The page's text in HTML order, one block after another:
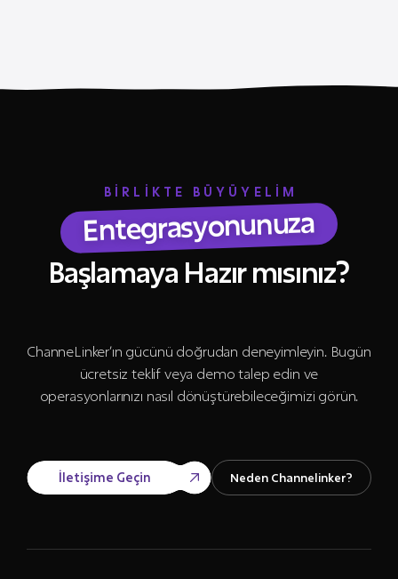
BİRLİKTE BÜYÜYELİM
Entegrasyonunuza
Başlamaya Hazır mısınız?
ChanneLinker’ın gücünü doğrudan deneyimleyin. Bugün
ücretsiz teklif veya demo talep edin ve
operasyonlarınızı nasıl dönüştürebileceğimizi görün.
İletişime Geçin Neden Channelinker?